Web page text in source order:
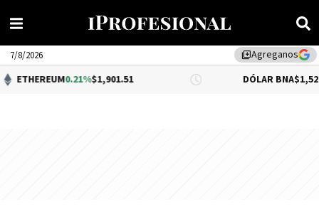
library_addAgreganos
7/8/2026
0.21%$1,901.51 DÓLAR BNA $1,520.00